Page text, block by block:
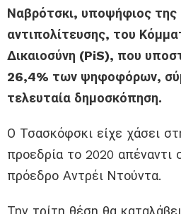
Ναβρότσκι, υποψήφιος της
αντιπολίτευσης, του
Δικαιοσύνη (PiS), που
26,4% των ψηφοφόρων,
τελευταία δημοσκόπηση.
Ο Τσασκόφσκι είχε χάσει
προεδρία το 2020 απέναντι
πρόεδρο Αντρέι Ντούντα.
Την τρίτη θέση θα